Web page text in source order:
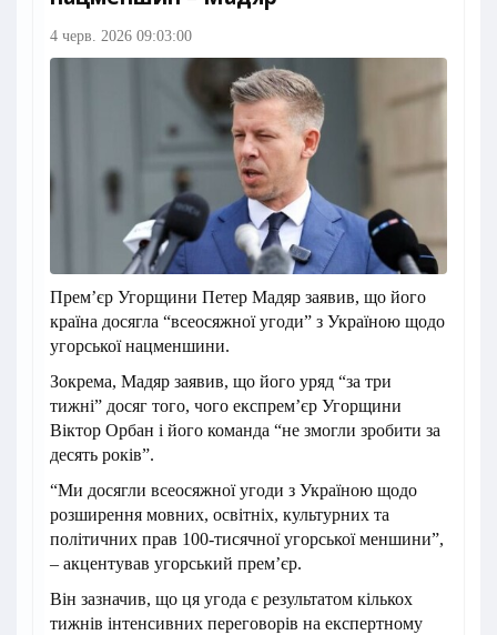
4 черв. 2026 09:03:00
Прем’єр Угорщини Петер Мадяр заявив, що його
країна досягла “всеосяжної угоди” з Україною щодо
угорської нацменшини.
Зокрема, Мадяр заявив, що його уряд “за три
тижні” досяг того, чого експрем’єр Угорщини
Віктор Орбан і його команда “не змогли зробити за
десять років”.
“Ми досягли всеосяжної угоди з Україною щодо
розширення мовних, освітніх, культурних та
політичних прав 100-тисячної угорської меншини”,
– акцентував угорський прем’єр.
Він зазначив, що ця угода є результатом кількох
тижнів інтенсивних переговорів на експертному